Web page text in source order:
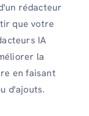
rédacteur
que votre
IA
la
en faisant
d'ajouts.